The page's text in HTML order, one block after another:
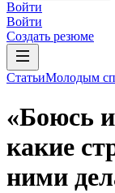
Войти
Войти
Создать резюме
СтатьиМолодым
«Боюсь
какие
ними